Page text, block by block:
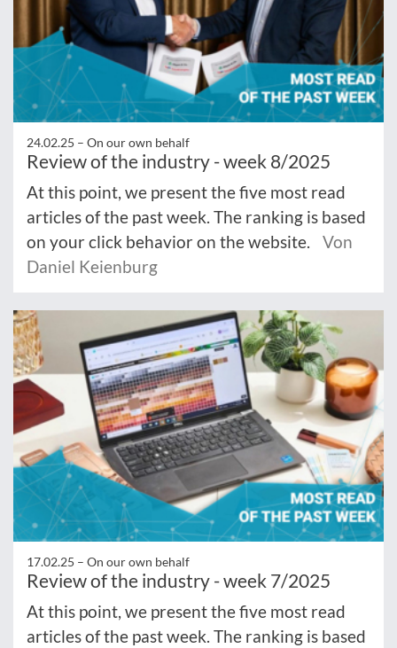
24.02.25 – On our own behalf
Review of the industry - week 8/2025
At this point, we present the five most read
articles of the past week. The ranking is based
on your click behavior on the website.
Von
Daniel Keienburg
17.02.25 – On our own behalf
Review of the industry - week 7/2025
At this point, we present the five most read
articles of the past week. The ranking is based